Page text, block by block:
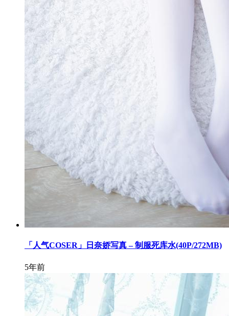
「人气COSER」日奈娇写真 – 制服死库水(40P/272MB)
5年前